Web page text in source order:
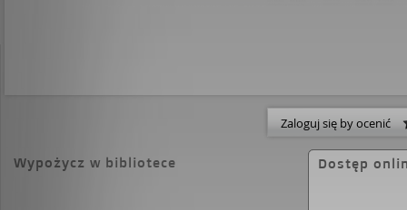
Zaloguj się by ocenić
Wypożycz w bibliotece Dostęp